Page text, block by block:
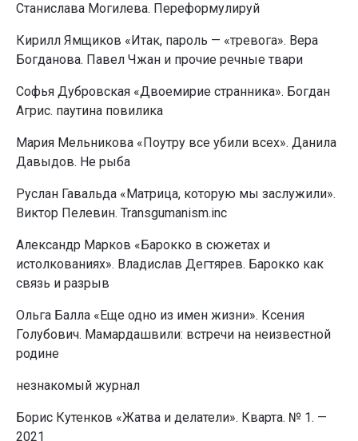
Станислава Могилева. Переформулируй
Кирилл Ямщиков «Итак, пароль — «тревога». Вера
Богданова. Павел Чжан и прочие речные твари
Софья Дубровская «Двоемирие странника». Богдан
Агрис. паутина повилика
Мария Мельникова «Поутру все убили всех». Данила
Давыдов. Не рыба
Руслан Гавальда «Матрица, которую мы заслужили».
Виктор Пелевин. Transgumanism.inc
Александр Марков «Барокко в сюжетах и
истолкованиях». Владислав Дегтярев. Барокко как
связь и разрыв
Ольга Балла «Еще одно из имен жизни». Ксения
Голубович. Мамардашвили: встречи на неизвестной
родине
незнакомый журнал
Борис Кутенков «Жатва и делатели». Кварта. № 1. —
2021